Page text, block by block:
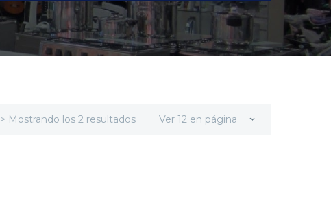
Ver 12 en página
> Mostrando los 2 resultados